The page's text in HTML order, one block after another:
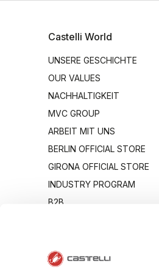
Castelli World
UNSERE GESCHICHTE
OUR VALUES
NACHHALTIGKEIT
MVC GROUP
ARBEIT MIT UNS
BERLIN OFFICIAL STORE
GIRONA OFFICIAL STORE
INDUSTRY PROGRAM
B2B